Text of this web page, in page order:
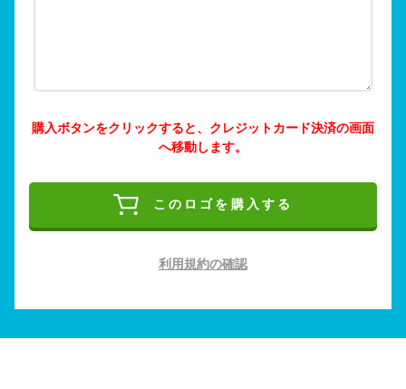
購入ボタンをクリックすると、クレジットカード決済の画面
へ移動します。
このロゴを購入する
利用規約の確認